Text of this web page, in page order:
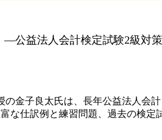
―公益法人会計検定試験2級対
金子良太氏は、長年公益法人会
な仕訳例と練習問題、過去の検